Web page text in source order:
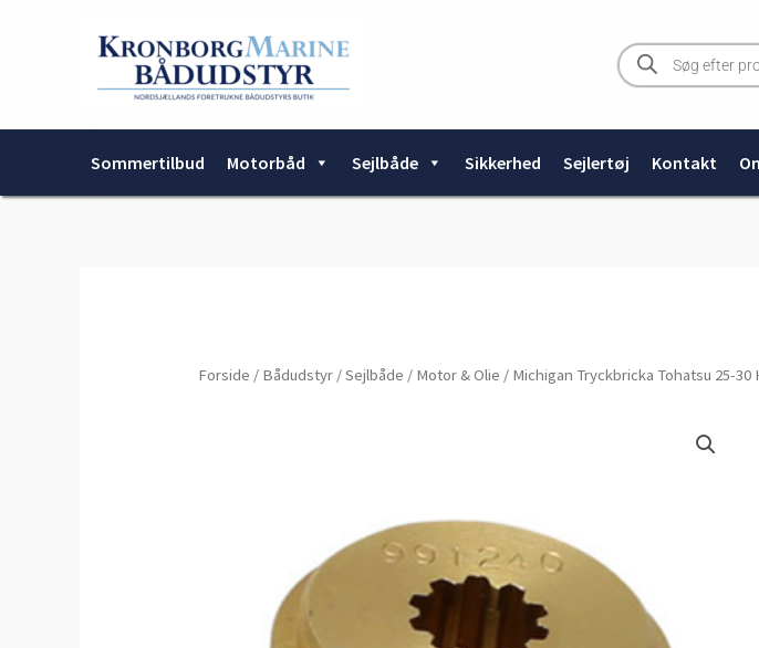
Products
search
Sommertilbud Motorbåd Sejlbåde Sikkerhed Sejlertøj Kontakt
Forside / Bådudstyr/Sejlbåde / Motor & Olie / Michigan Tryckbricka Tohatsu 25-30